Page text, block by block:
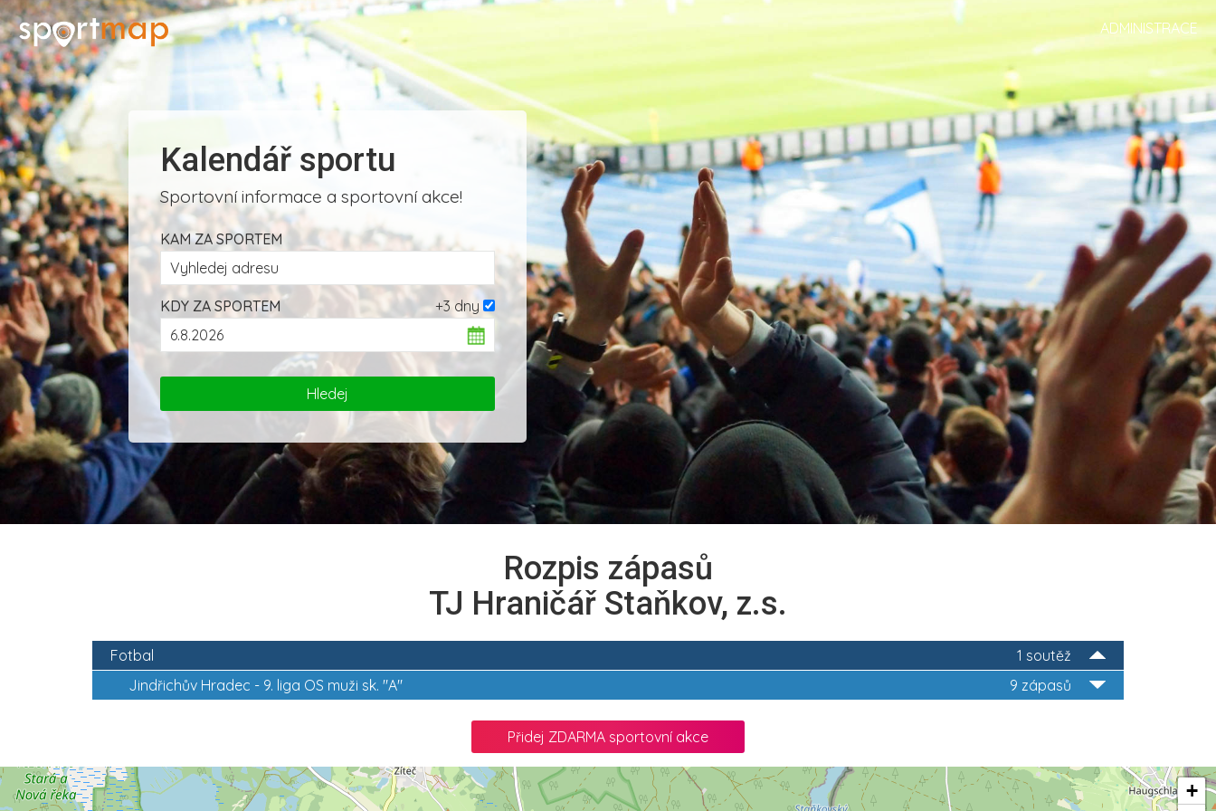
ADMINISTRACE
Kalendář sportu
Sportovní informace a sportovní akce!
KAM ZA SPORTEM
+3 dny
KDY ZA SPORTEM
Rozpis zápasů
TJ Hraničář Staňkov, z.s.
1 soutěž
Fotbal
9 zápasů
Jindřichův Hradec - 9. liga OS muži sk. "A"
Přidej ZDARMA sportovní akce
+